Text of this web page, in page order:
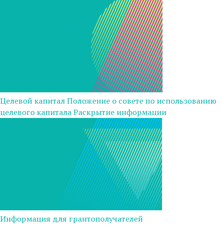
Целевой капиталПоложение о совете по использованию
целевого капиталаРаскрытие информации
Информация для грантополучателей